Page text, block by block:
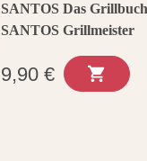
SANTOS Das
SANTOS Grillmeister
9,90 €